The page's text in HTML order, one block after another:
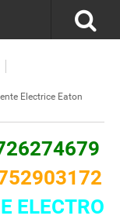
Electrice Eaton
ELECTRO